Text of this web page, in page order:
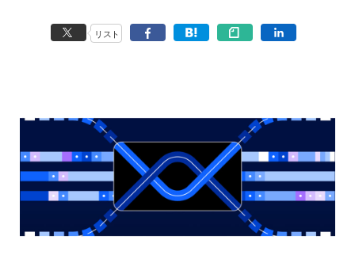
リスト